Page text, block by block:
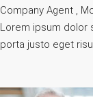
Company Agent ,
Lorem ipsum dolor
porta justo eget